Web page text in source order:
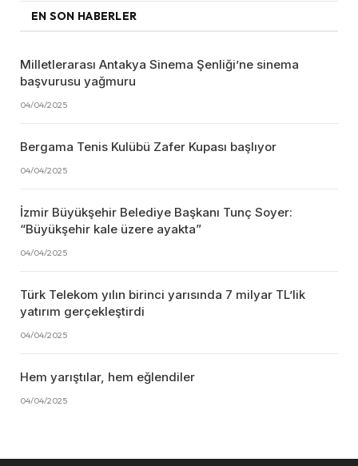
EN SON HABERLER
Milletlerarası Antakya Sinema Şenliği’ne sinema
başvurusu yağmuru
04/04/2025
Bergama Tenis Kulübü Zafer Kupası başlıyor
04/04/2025
İzmir Büyükşehir Belediye Başkanı Tunç Soyer:
“Büyükşehir kale üzere ayakta”
04/04/2025
Türk Telekom yılın birinci yarısında 7 milyar TL’lik
yatırım gerçekleştirdi
04/04/2025
Hem yarıştılar, hem eğlendiler
04/04/2025